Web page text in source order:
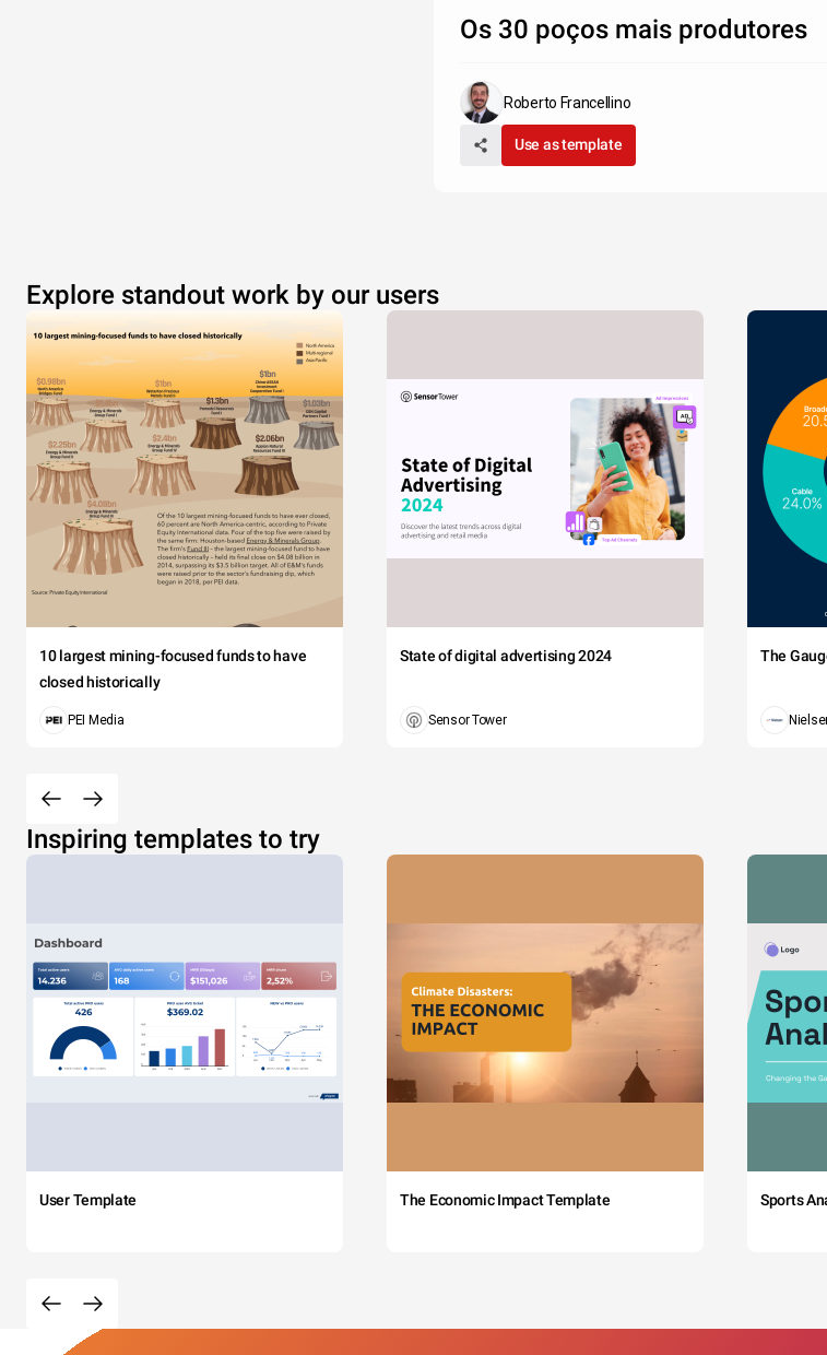
Os 30 poços mais produtores
Roberto Francellino
Use as template
Explore standout work by our users
10 largest mining-focused funds to have
closed historically
PEI Media
State of digital advertising 2024
Sensor Tower
The
Inspiring templates to try
User Template The Economic Impact Template Sports